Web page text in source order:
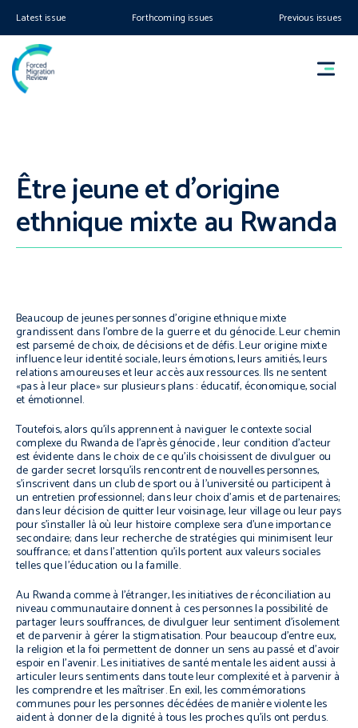
Latest issue Forthcoming issues Previous issues
Être jeune et d’origine
ethnique mixte au Rwanda
Beaucoup de jeunes personnes d’origine ethnique mixte
grandissent dans l’ombre de la guerre et du génocide. Leur chemin
est parsemé de choix, de décisions et de défis. Leur origine mixte
influence leur identité sociale, leurs émotions, leurs amitiés, leurs
relations amoureuses et leur accès aux ressources. Ils ne sentent
«pas à leur place» sur plusieurs plans : éducatif, économique, social
et émotionnel.
Toutefois, alors qu’ils apprennent à naviguer le contexte social
complexe du Rwanda de l’après génocide , leur condition d’acteur
est évidente dans le choix de ce qu’ils choisissent de divulguer ou
de garder secret lorsqu’ils rencontrent de nouvelles personnes,
s’inscrivent dans un club de sport ou à l’université ou participent à
un entretien professionnel; dans leur choix d’amis et de partenaires;
dans leur décision de quitter leur voisinage, leur village ou leur pays
pour s’installer là où leur histoire complexe sera d’une importance
secondaire; dans leur recherche de stratégies qui minimisent leur
souffrance; et dans l’attention qu’ils portent aux valeurs sociales
telles que l’éducation ou la famille.
Au Rwanda comme à l’étranger, les initiatives de réconciliation au
niveau communautaire donnent à ces personnes la possibilité de
partager leurs souffrances, de divulguer leur sentiment d’isolement
et de parvenir à gérer la stigmatisation. Pour beaucoup d’entre eux,
la religion et la foi permettent de donner un sens au passé et d’avoir
espoir en l’avenir. Les initiatives de santé mentale les aident aussi à
articuler leurs sentiments dans toute leur complexité et à parvenir à
les comprendre et les maîtriser. En exil, les commémorations
communes pour les personnes décédées de manière violente les
aident à donner de la dignité à tous les proches qu’ils ont perdus.